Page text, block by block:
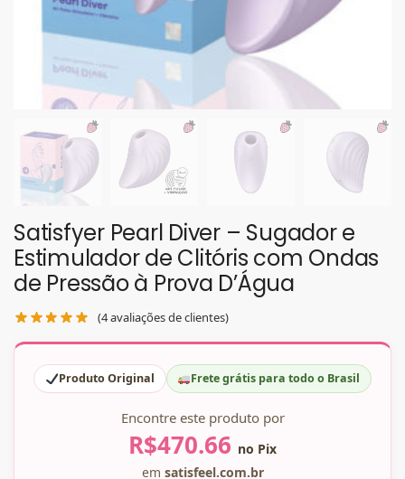
Satisfyer Pearl Diver – Sugador e
Estimulador de Clitóris com Ondas
de Pressão à Prova D’Água
(4avaliações de clientes)
Produto Original Frete grátis para todo o Brasil
Encontre este produto por
R$470.66 no Pix
em satisfeel.com.br